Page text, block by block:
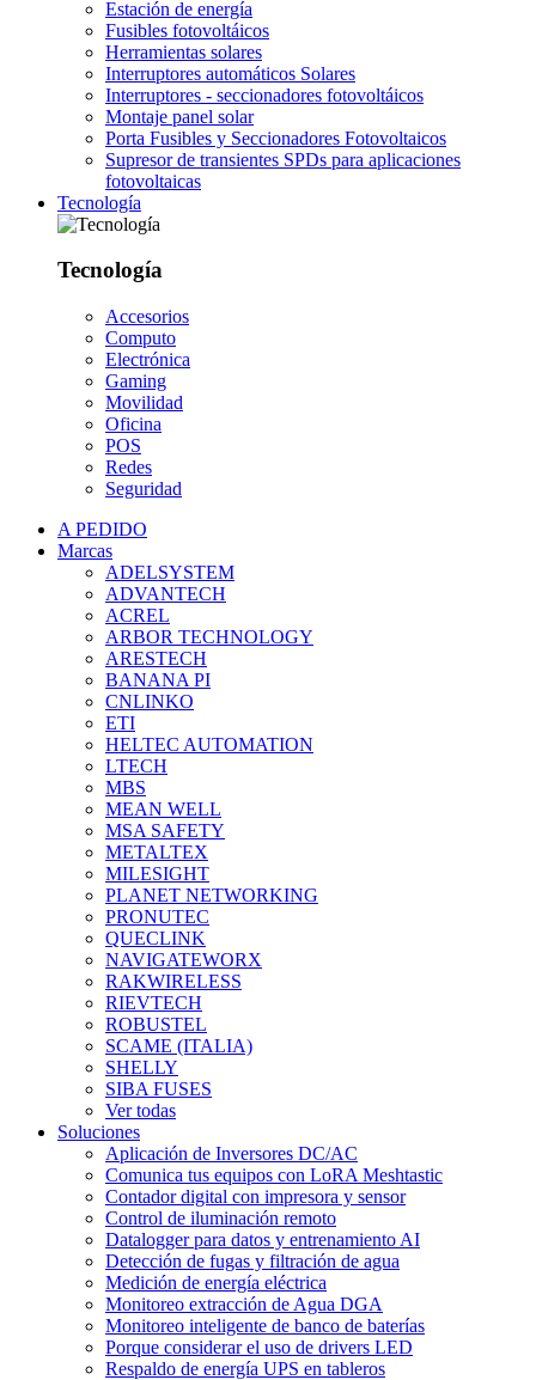
Estación de energía
Fusibles fotovoltáicos
Herramientas solares
Interruptores automáticos Solares
Interruptores - seccionadores fotovoltáicos
Montaje panel solar
Porta Fusibles y Seccionadores Fotovoltaicos
Supresor de transientes SPDs para aplicaciones
fotovoltaicas
Tecnología
Tecnología
Accesorios
Computo
Electrónica
Gaming
Movilidad
Oficina
POS
Redes
Seguridad
A PEDIDO
Marcas
ADELSYSTEM
ADVANTECH
ACREL
ARBOR TECHNOLOGY
ARESTECH
BANANA PI
CNLINKO
ETI
HELTEC AUTOMATION
LTECH
MBS
MEAN WELL
MSA SAFETY
METALTEX
MILESIGHT
PLANET NETWORKING
PRONUTEC
QUECLINK
NAVIGATEWORX
RAKWIRELESS
RIEVTECH
ROBUSTEL
SCAME (ITALIA)
SHELLY
SIBA FUSES
Ver todas
Soluciones
Aplicación de Inversores DC/AC
Comunica tus equipos con LoRA Meshtastic
Contador digital con impresora y sensor
Control de iluminación remoto
Datalogger para datos y entrenamiento AI
Detección de fugas y filtración de agua
Medición de energía eléctrica
Monitoreo extracción de Agua DGA
Monitoreo inteligente de banco de baterías
Porque considerar el uso de drivers LED
Respaldo de energía UPS en tableros